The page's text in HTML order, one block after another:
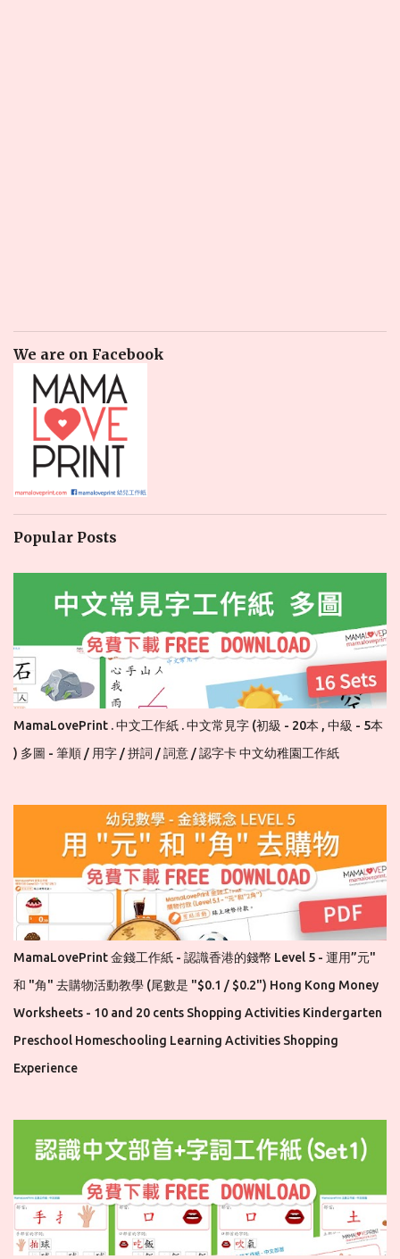
We are on Facebook
Popular Posts
MamaLovePrint . 中文工作紙 . 中文常見字 (初級 - 20本 , 中級 - 5本
) 多圖 - 筆順 / 用字 / 拼詞 / 詞意 / 認字卡 中文幼稚園工作紙
MamaLovePrint 金錢工作紙 - 認識香港的錢幣 Level 5 - 運用”元"
和 "角" 去購物活動教學 (尾數是 "$0.1 / $0.2") Hong Kong Money
Worksheets - 10 and 20 cents Shopping Activities Kindergarten
Preschool Homeschooling Learning Activities Shopping
Experience